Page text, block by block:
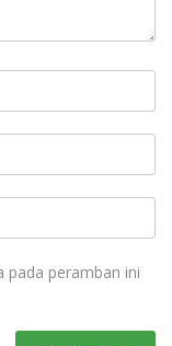
pada peramban ini